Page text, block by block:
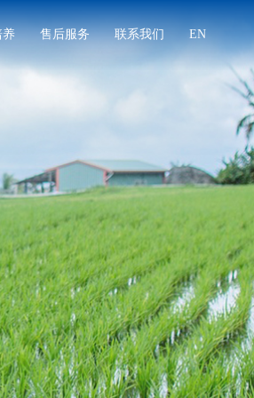
养 售后服务 联系我们 EN